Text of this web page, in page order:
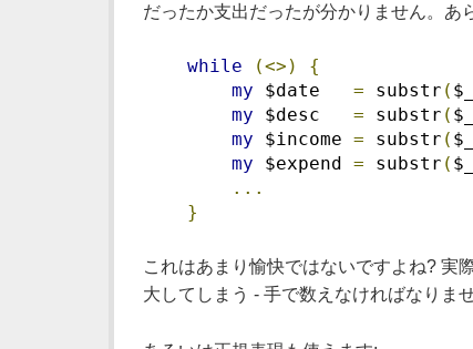
だったか支出だったが分かりません。あ
while (<>)
{
my $date = substr ( $_
my $desc = substr ( $_
my $income = substr ( $_
my $expend = substr ( $_
...
}
これはあまり愉快ではないですよね? 実
大してしまう - 手で数えなければなりま